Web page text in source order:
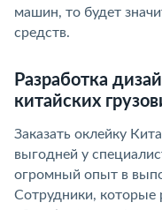
машин, то будет
средств.
Разработка
китайских
Заказать оклейку
выгодней у
огромный опыт в
Сотрудники, которые